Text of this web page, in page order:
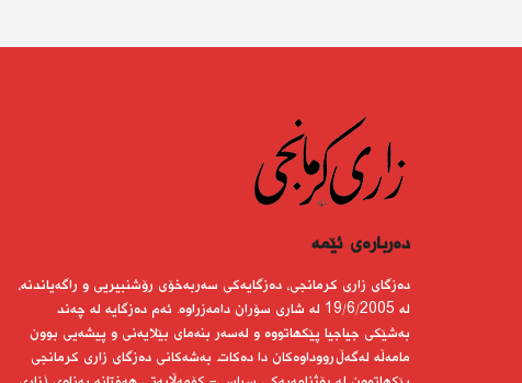
دەربارەى ئێمە
دەزگای زاری كرمانجی، دەزگایەكی سەربەخۆی رۆشنبیریی و راگەیاندنە،
لە 19/6/2005 لە شاری سۆران دامەزراوە. ئەم دەزگایە لە چەند
بەشێكی جیاجیا پێكهاتووە و لەسەر بنەمای بێلایەنی و پیشەیی بوون
مامەڵە لەگەڵ رووداوەكان دا دەكات. بەشەكانی دەزگای زاری كرمانجی